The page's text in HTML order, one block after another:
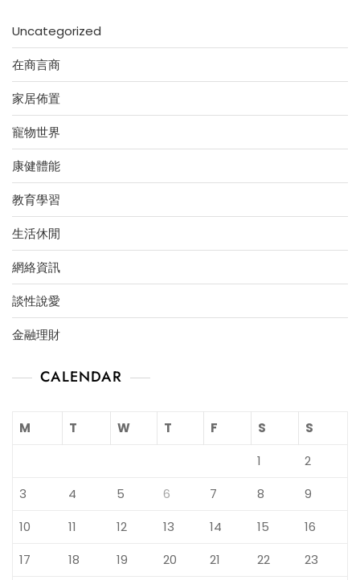
Uncategorized
在商言商
家居佈置
寵物世界
康健體能
教育學習
生活休閒
網絡資訊
談性說愛
金融理財
CALENDAR
M T W T F S
S
1
2
3
4 5 6 7 8
9
10
11 12 13 14 15
16
17
18 19 20 21 22
23